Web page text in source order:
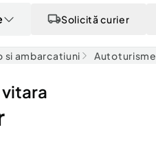
Solicită curier
si ambarcatiuni Autoturisme